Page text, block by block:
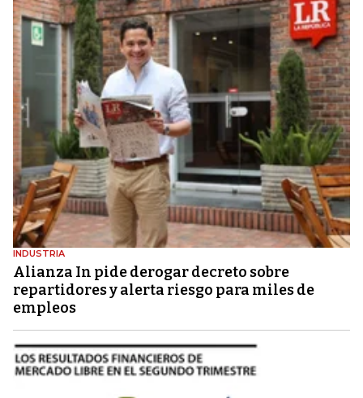
INDUSTRIA
Alianza In pide derogar decreto sobre
repartidores y alerta riesgo para miles de
empleos